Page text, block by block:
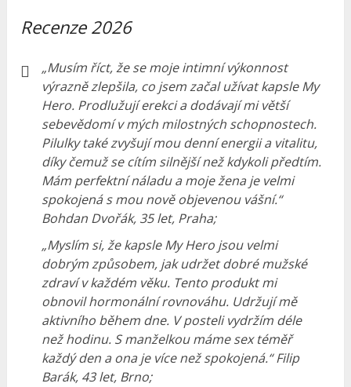
Recenze 2026
„Musím říct, že se moje intimní výkonnost
výrazně zlepšila, co jsem začal užívat kapsle My
Hero. Prodlužují erekci a dodávají mi větší
sebevědomí v mých milostných schopnostech.
Pilulky také zvyšují mou denní energii a vitalitu,
díky čemuž se cítím silnější než kdykoli předtím.
Mám perfektní náladu a moje žena je velmi
spokojená s mou nově objevenou vášní.“
Bohdan Dvořák, 35 let, Praha;
„Myslím si, že kapsle My Hero jsou velmi
dobrým způsobem, jak udržet dobré mužské
zdraví v každém věku. Tento produkt mi
obnovil hormonální rovnováhu. Udržují mě
aktivního během dne. V posteli vydržím déle
než hodinu. S manželkou máme sex téměř
každý den a ona je více než spokojená.“ Filip
Barák, 43 let, Brno;